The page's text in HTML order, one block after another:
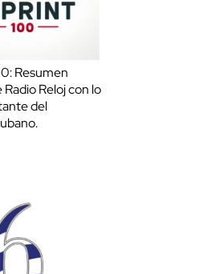
Resumen
Reloj con lo
del